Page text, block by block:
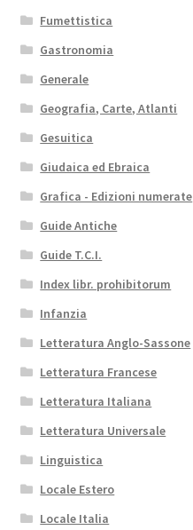
Fumettistica
Gastronomia
Generale
Geografia, Carte, Atlanti
Gesuitica
Giudaica ed Ebraica
Grafica - Edizioni numerate
Guide Antiche
Guide T.C.I.
Index libr. prohibitorum
Infanzia
Letteratura Anglo-Sassone
Letteratura Francese
Letteratura Italiana
Letteratura Universale
Linguistica
Locale Estero
Locale Italia